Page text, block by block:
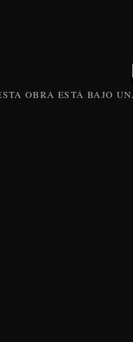
OBRA ESTÁ BAJO